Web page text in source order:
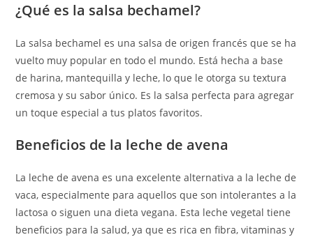
¿Qué es la salsa bechamel?
La salsa bechamel es una salsa de origen francés que se ha
vuelto muy popular en todo el mundo. Está hecha a base
de harina, mantequilla y leche, lo que le otorga su textura
cremosa y su sabor único. Es la salsa perfecta para agregar
un toque especial a tus platos favoritos.
Beneficios de la leche de avena
La leche de avena es una excelente alternativa a la leche de
vaca, especialmente para aquellos que son intolerantes a la
lactosa o siguen una dieta vegana. Esta leche vegetal tiene
beneficios para la salud, ya que es rica en fibra, vitaminas y